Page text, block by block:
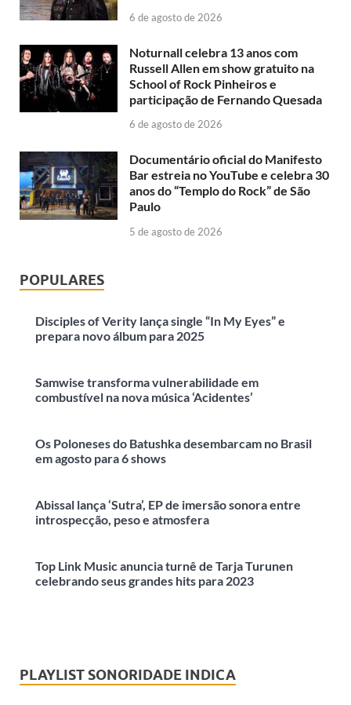
6 de agosto de 2026
Noturnall celebra 13 anos com
Russell Allen em show gratuito na
School of Rock Pinheiros e
participação de Fernando Quesada
6 de agosto de 2026
Documentário oficial do Manifesto
Bar estreia no YouTube e celebra 30
anos do “Templo do Rock” de São
Paulo
5 de agosto de 2026
POPULARES
Disciples of Verity lança single “In My Eyes” e
prepara novo álbum para 2025
Samwise transforma vulnerabilidade em
combustível na nova música ‘Acidentes’
Os Poloneses do Batushka desembarcam no Brasil
em agosto para 6 shows
Abissal lança ‘Sutra’, EP de imersão sonora entre
introspecção, peso e atmosfera
Top Link Music anuncia turnê de Tarja Turunen
celebrando seus grandes hits para 2023
PLAYLIST SONORIDADE INDICA